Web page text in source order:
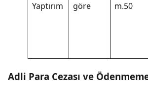
Yaptırım
göre
m.50
Adli Para Cezası ve